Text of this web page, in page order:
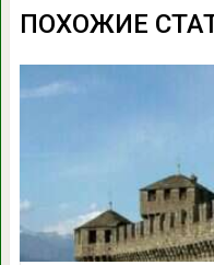
ПОХОЖИЕ